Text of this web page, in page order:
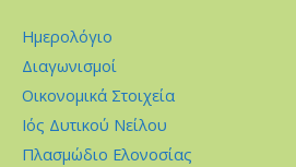
Ημερολόγιο
Διαγωνισμοί
Οικονομικά Στοιχεία
Ιός Δυτικού Νείλου
Πλασμώδιο Ελονοσίας